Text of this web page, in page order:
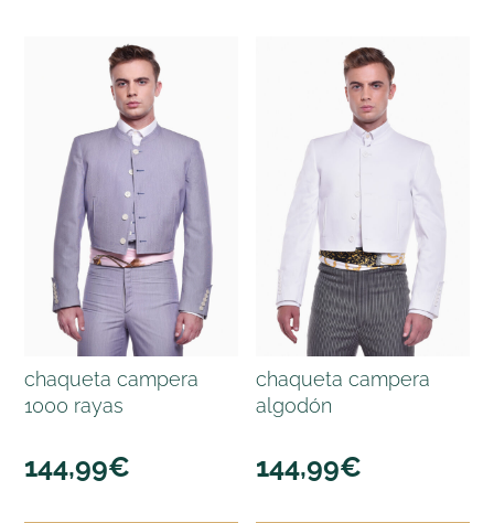
chaqueta campera
1000 rayas
144,99€
chaqueta campera
algodón
144,99€